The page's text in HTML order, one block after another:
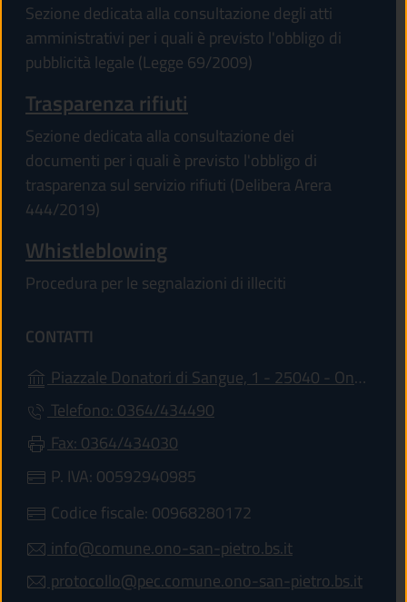
Sezione dedicata alla consultazione degli atti
amministrativi per i quali è previsto l'obbligo di
pubblicità legale (Legge 69/2009)
Trasparenza rifiuti
Sezione dedicata alla consultazione dei
documenti per i quali è previsto l'obbligo di
trasparenza sul servizio rifiuti (Delibera Arera
444/2019)
Whistleblowing
Procedura per le segnalazioni di illeciti
CONTATTI
Piazzale Donatori di Sangue, 1 - 25040 - Ono San Pietro
Telefono: 0364/434490
Fax: 0364/434030
P. IVA: 00592940985
Codice fiscale: 00968280172
info@comune.ono-san-pietro.bs.it
protocollo@pec.comune.ono-san-pietro.bs.it